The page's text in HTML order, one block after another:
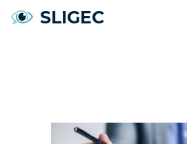
SLIGEC